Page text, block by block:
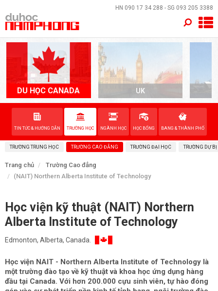
HN 090 17 34 288 - SG 093 205 3388
DU HỌC CANADA UK
TIN TỨC & HƯỚNG DẪN TRƯỜNG HỌC NGÀNH HỌC HỌC BỔNG BANG & THÀNH PHỐ
TRƯỜNG TRUNG HỌC TRƯỜNG CAO ĐẲNG TRƯỜNG ĐẠI HỌC TRƯỜNG DỰ BỊ
Trang chủ
Trường Cao đẳng
(NAIT) Northern Alberta Institute of Technology
Học viện kỹ thuật (NAIT) Northern
Alberta Institute of Technology
Edmonton, Alberta, Canada.
Học viện NAIT - Northern Alberta Institute of Technology là
một trường đào tạo về kỹ thuật và khoa học ứng dụng hàng
đầu tại Canada. Với hơn 200.000 cựu sinh viên, tự hào đóng
×
TRANG CHỦ
QUỐC GIA
EVENTS
DỊCH VỤ
VỀ NAM PHONG